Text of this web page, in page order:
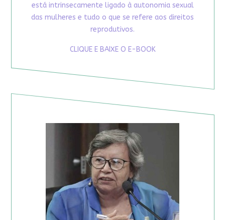
está intrinsecamente ligado à autonomia sexual
das mulheres e tudo o que se refere aos direitos
reprodutivos.
CLIQUE E BAIXE O E-BOOK